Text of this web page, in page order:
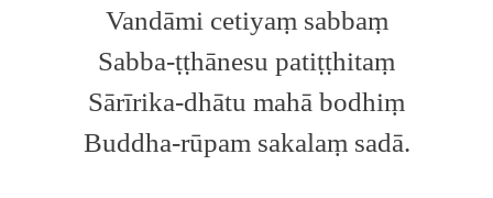
Vandāmi cetiyaṃ sabbaṃ
Sabba-ṭṭhānesu patiṭṭhitaṃ
Sārīrika-dhātu mahā bodhiṃ
Buddha-rūpam sakalaṃ sadā.